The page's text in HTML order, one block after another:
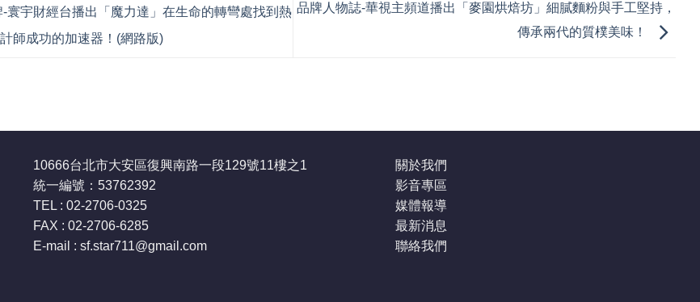
-寰宇財經台播出「魔力達」在生命的轉彎處找到熱
師成功的加速器！(網路版)
品牌人物誌-華視主頻道播出「麥園烘焙坊」細膩麵粉與手工堅持，
傳承兩代的質樸美味！
10666台北市大安區復興南路一段129號11樓之1
統一編號：53762392
TEL : 02-2706-0325
FAX : 02-2706-6285
E-mail : sf.star711@gmail.com
關於我們
影音專區
媒體報導
最新消息
聯絡我們